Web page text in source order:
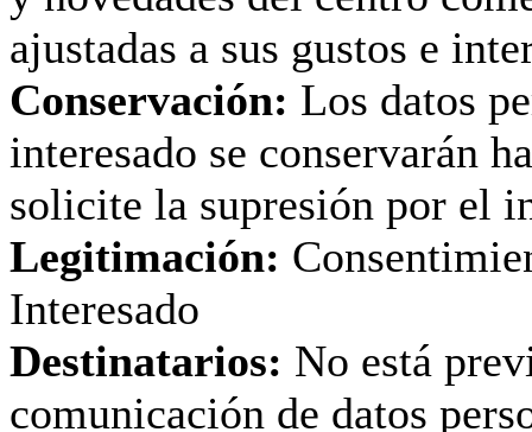
ajustadas a sus gustos e
Conservación: Los datos
interesado se conservarán
solicite la supresión por el
Legitimación:
Interesado
Destinatarios: No está
comunicación de datos